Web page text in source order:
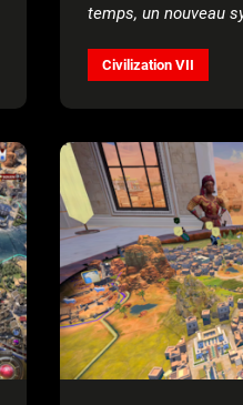
temps, un nouveau
Civilization VII